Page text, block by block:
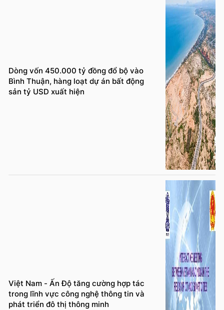
Dòng vốn 450.000 tỷ đồng đổ bộ vào
Bình Thuận, hàng loạt dự án bất động
sản tỷ USD xuất hiện
Việt Nam - Ấn Độ tăng cường hợp tác
trong lĩnh vực công nghệ thông tin và
phát triển đô thị thông minh